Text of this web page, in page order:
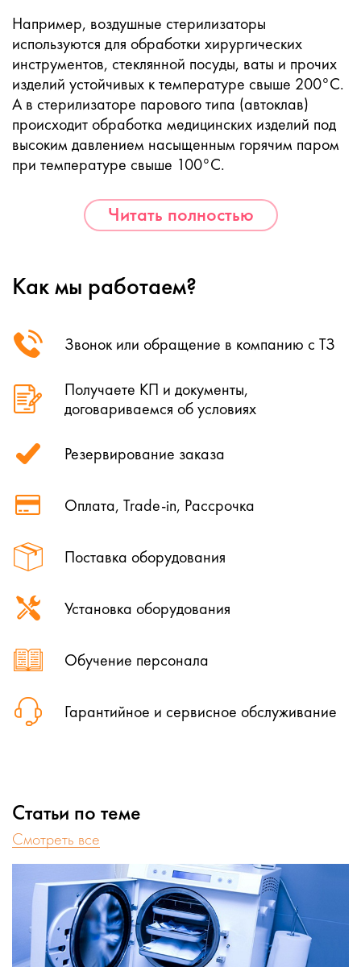
Например, воздушные стерилизаторы
используются для обработки хирургических
инструментов, стеклянной посуды, ваты и прочих
изделий устойчивых к температуре свыше 200°С.
А в стерилизаторе парового типа (автоклав)
происходит обработка медицинских изделий под
высоким давлением насыщенным горячим паром
при температуре свыше 100°С.
Читать полностью
Как мы работаем?
Звонок или обращение в компанию с ТЗ
Поставка оборудования
Получаете КП и документы,
договариваемся об условиях
Установка оборудования
Резервирование заказа
Обучение персонала
Оплата, Trade-in, Рассрочка
Гарантийное и сервисное обслуживание
Статьи по теме
Cмотреть все